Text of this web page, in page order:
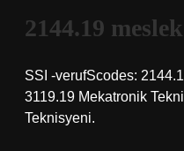
2144.19
SSI -verufScodes:
3119.19 Mekatronik
Teknisyeni.